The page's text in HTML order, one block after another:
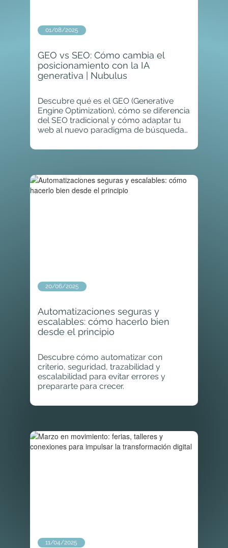
GEO vs SEO: Cómo cambia el
posicionamiento con la IA
generativa | Nubulus
01/08/2025
Descubre qué es el GEO (Generative
Engine Optimization), cómo se diferencia
del SEO tradicional y cómo adaptar tu
web al nuevo paradigma de búsquedas
Automatizaciones seguras y
escalables: cómo hacerlo bien
desde el principio
20/06/2025
Descubre cómo automatizar con
criterio, seguridad, trazabilidad y
escalabilidad para evitar errores y
prepararte para crecer.
11/04/2025